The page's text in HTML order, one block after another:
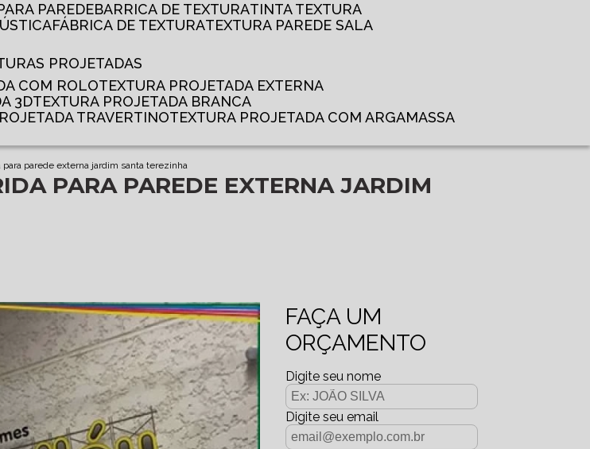
PAREDE BARRICA DE TEXTURA
TINTA TEXTURA
FÁBRICA DE TEXTURA
TEXTURA PAREDE SALA
PROJETADAS
COM ROLO
TEXTURA PROJETADA EXTERNA
3D
TEXTURA PROJETADA BRANCA
TRAVERTINO TEXTURA PROJETADA COM ARGAMASSA
para parede externa jardim santa terezinha
PARA PAREDE EXTERNA JARDIM
FAÇA UM
ORÇAMENTO
Digite seu nome
Digite seu email